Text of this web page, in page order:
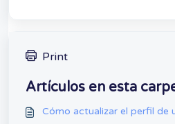
Print
Artículos en esta
Cómo actualizar el perfil de